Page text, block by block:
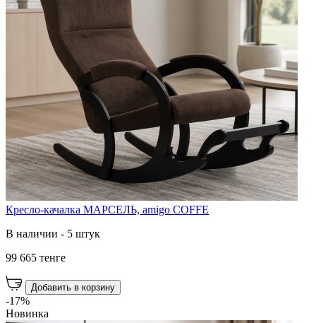
Кресло-качалка МАРСЕЛЬ, amigo COFFE
В наличии - 5 штук
99 665 тенге
Добавить в корзину
-17%
Новинка